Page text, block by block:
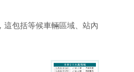
這包括等候車輛區域、站內